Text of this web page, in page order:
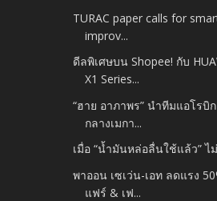
TURAC paper calls for
improv...
ดีลพิเศษบน Shopee! กับ
X1 Series...
“ฮาย อาภาพร” นำทีมแอโรบิ
กลางเมกา...
เมื่อ “น้ำมันหล่อลื่นใช้แล้ว” ไ
พาออน เซเว่น-เอท ลดแรง
แฟร์ & เฟ...